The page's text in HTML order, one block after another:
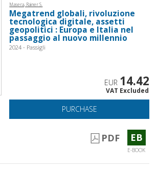
Masera, Rainer S.
Megatrend globali, rivoluzione
tecnologica digitale, assetti
geopolitici : Europa e Italia nel
passaggio al nuovo millennio
2024 - Passigli
EUR 14.42
VAT Excluded
PURCHASE
PDF EB
E-BOOK